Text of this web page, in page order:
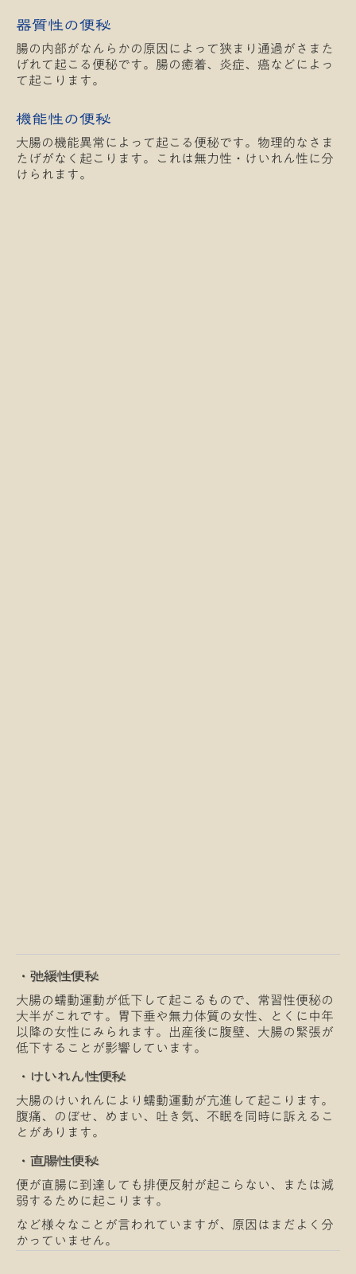
器質性の便秘
腸の内部がなんらかの原因によって狭まり通過がさまた
げれて起こる便秘です。腸の癒着、炎症、癌などによっ
て起こります。
機能性の便秘
大腸の機能異常によって起こる便秘です。物理的なさま
たげがなく起こります。これは無力性・けいれん性に分
けられます。
・弛緩性便秘
大腸の蠕動運動が低下して起こるもので、常習性便秘の
大半がこれです。胃下垂や無力体質の女性、とくに中年
以降の女性にみられます。出産後に腹壁、大腸の緊張が
低下することが影響しています。
・けいれん性便秘
大腸のけいれんにより蠕動運動が亢進して起こります。
腹痛、のぼせ、めまい、吐き気、不眠を同時に訴えるこ
とがあります。
・直腸性便秘
便が直腸に到達しても排便反射が起こらない、または減
弱するために起こります。
など様々なことが言われていますが、原因はまだよく分
かっていません。